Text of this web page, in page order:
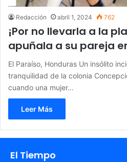
Redacción abril 1, 2024 762
¡Por no llevarla a la
apuñala a su pareja
El Paraíso, Honduras Un insólito
tranquilidad de la colonia
cuando una mujer…
Leer Más
El Tiempo